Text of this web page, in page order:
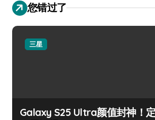
您错过了
三星
Galaxy S25 Ultra颜值封神！